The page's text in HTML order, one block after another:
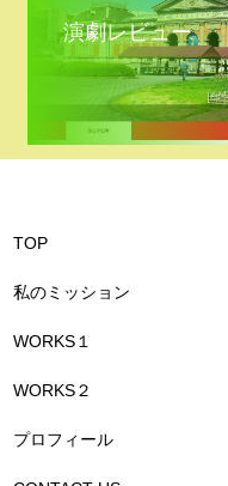
演劇レビュー
TOP
私のミッション
WORKS１
WORKS２
プロフィール